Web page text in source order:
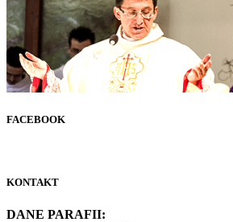
FACEBOOK
KONTAKT
DANE PARAFII: